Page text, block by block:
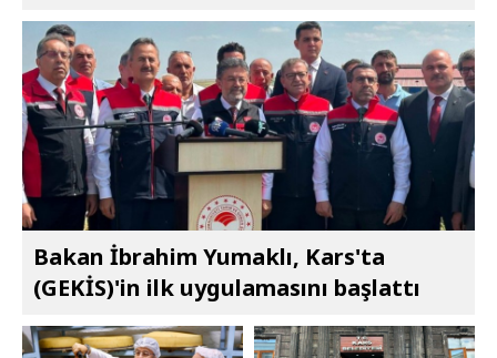
Bakan İbrahim Yumaklı, Kars'ta
(GEKİS)'in ilk uygulamasını başlattı